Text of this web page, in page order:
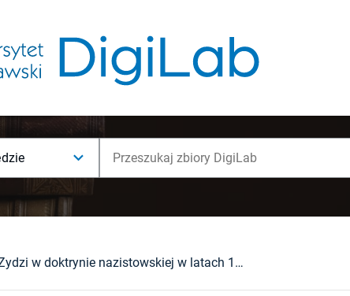
Żydzi w doktrynie nazistowskiej w latach 1919-1933